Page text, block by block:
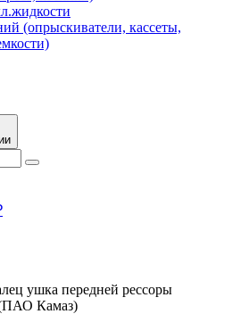
(опрыскиватели, кассеты,
ушка передней рессоры
Камаз)